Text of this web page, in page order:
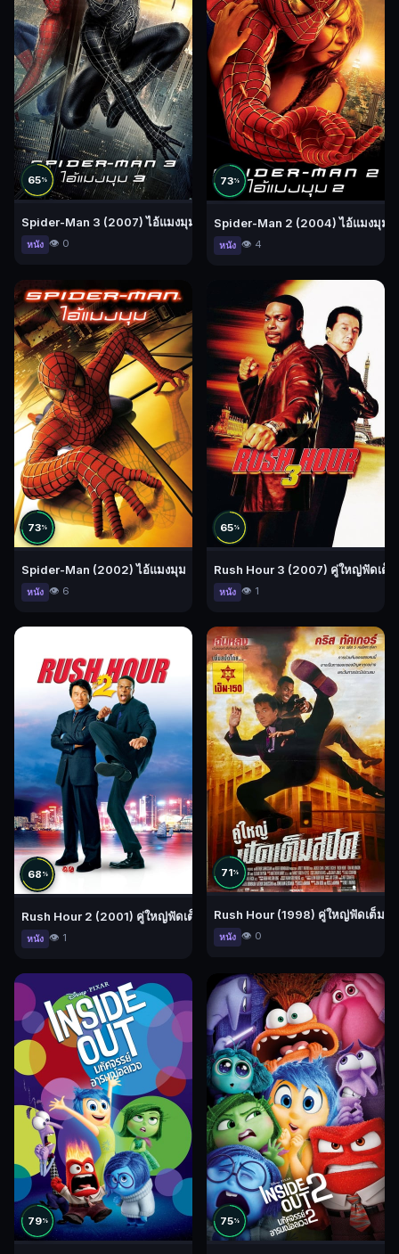
65%
Spider-Man 3 (2007) ไอ้แมงมุม 3
หนัง 👁️ 0
73%
Spider-Man 2 (2004) ไอ้แมงมุม 2
หนัง 👁️ 4
73%
Spider-Man (2002) ไอ้แมงมุม
หนัง 👁️ 6
65%
Rush Hour 3 (2007) คู่ใหญ่ฟัดเต็
หนัง 👁️ 1
68 %
Rush Hour 2 (2001) คู่ใหญ่ฟัดเต็มสปีด 2
หนัง 👁️ 1
71%
Rush Hour (1998) คู่ใหญ่ฟัดเต็มส
หนัง 👁️ 0
79% 75%